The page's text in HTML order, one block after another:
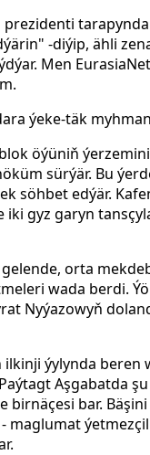
-diýip, ähli
Men
ýeke-täk
öýüniň
sürýär. Bu
söhbet edýär.
gyz garyn
orta
wada berdi.
Nyýazowyň
ýylynda beren
Aşgabatda
bar.